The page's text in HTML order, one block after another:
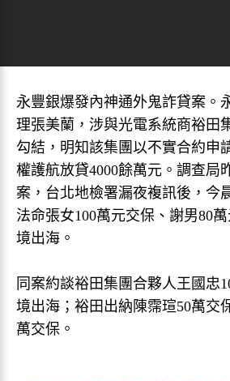
永豐銀爆發內神通外鬼詐貸案。
理張美蘭，涉與光電系統商裕田
勾結，明知該集團以不實合約申
權護航放貸4000餘萬元。調查局
案，台北地檢署漏夜複訊後，今
法命張女100萬元交保、謝男80
境出海。
同案約談裕田集團合夥人王國忠
境出海；裕田出納陳霈瑄50萬交
萬交保。